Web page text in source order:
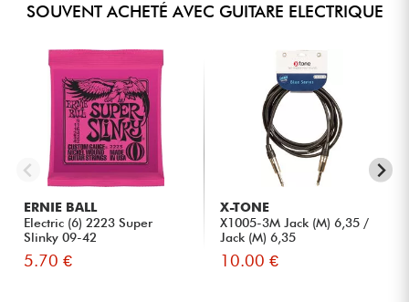
SOUVENT ACHETÉ AVEC GUITARE ELECTRIQUE
ERNIE BALL
Electric (6) 2223 Super
Slinky 09-42
5.70 €
X-TONE
X1005-3M Jack (M) 6,35 /
Jack (M) 6,35
10.00 €